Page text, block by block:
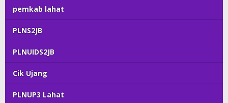
pemkab lahat
PLNS2JB
PLNUIDS2JB
Cik Ujang
PLNUP3 Lahat